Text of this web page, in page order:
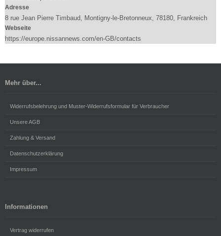
Adresse
8 rue Jean Pierre Timbaud, Montigny-le-Bretonneux, 78180, Frankreich
Webseite
https://europe.nissannews.com/en-GB/contacts
Mehr über...
Widerrufsbelehrung und Muster-Widerrufsformular für Verbraucher
Unsere AGB
Zahlung & Versand
Datenschutzerklärung
Impressum
Informationen
Vertrag widerrufen